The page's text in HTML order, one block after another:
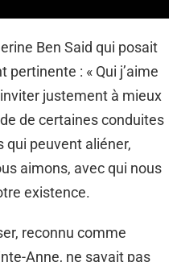
Ben Said qui posait
: « Qui j’aime
justement à mieux
de certaines conduites
peuvent aliéner,
aimons, avec qui nous
existence.
reconnu comme
Anne, ne savait pas